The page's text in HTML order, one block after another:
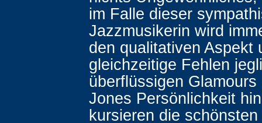
im Falle dieser
Jazzmusikerin wird
den qualitativen Aspekt
gleichzeitige Fehlen
überflüssigen Glamours
Jones Persönlichkeit
kursieren die